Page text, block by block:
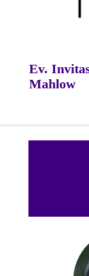
Ev.
Mahlow